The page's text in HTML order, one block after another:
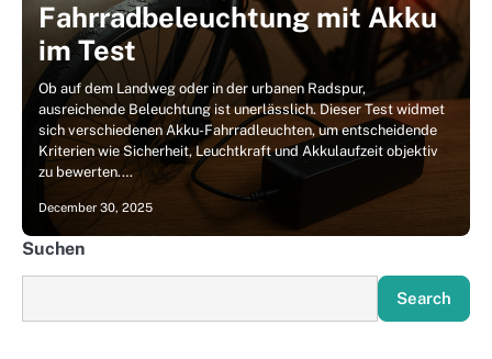
Fahrradbeleuchtung mit Akku
im Test
Ob auf dem Landweg oder in der urbanen Radspur,
ausreichende Beleuchtung ist unerlässlich. Dieser Test widmet
sich verschiedenen Akku-Fahrradleuchten, um entscheidende
Kriterien wie Sicherheit, Leuchtkraft und Akkulaufzeit objektiv
zu bewerten.…
December 30, 2025
Suchen
Search